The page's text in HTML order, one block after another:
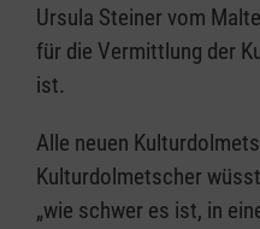
Ursula Steiner vom
für die Vermittlung der
ist.
Alle neuen
Kulturdolmetscher
„wie schwer es ist, in